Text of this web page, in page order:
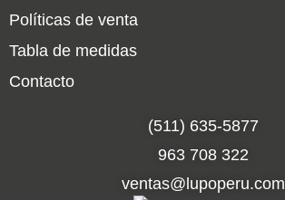
Políticas de venta
Tabla de medidas
Contacto
(511) 635-5877
963 708 322
ventas@lupoperu.com